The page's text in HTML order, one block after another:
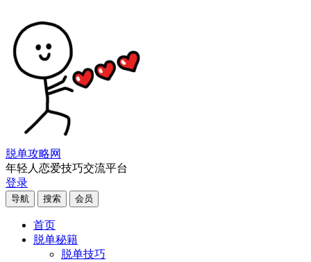
脱单攻略网
年轻人恋爱技巧交流平台
登录
导航 搜索 会员
首页
脱单秘籍
脱单技巧